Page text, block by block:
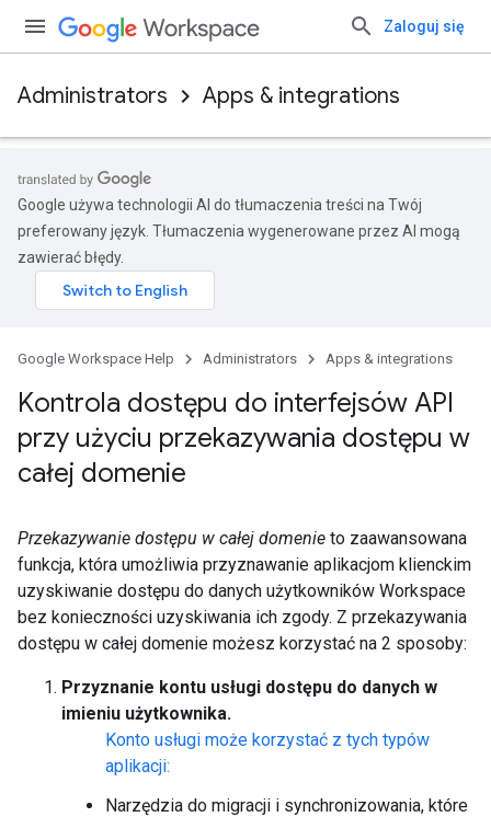
Zaloguj się
Administrators Apps & integrations
Google używa technologii AI do tłumaczenia treści na Twój
preferowany język. Tłumaczenia wygenerowane przez AI mogą
zawierać błędy.
Google Workspace Help Administrators Apps & integrations
Kontrola dostępu do interfejsów API
przy użyciu przekazywania dostępu w
całej domenie
Przekazywanie dostępu w całej domenie to zaawansowana
funkcja, która umożliwia przyznawanie aplikacjom klienckim
uzyskiwanie dostępu do danych użytkowników Workspace
bez konieczności uzyskiwania ich zgody. Z przekazywania
dostępu w całej domenie możesz korzystać na 2 sposoby:
Przyznanie kontu usługi dostępu do danych w
imieniu użytkownika.
Konto usługi może korzystać z tych typów
aplikacji:
Narzędzia do migracji i synchronizowania, które